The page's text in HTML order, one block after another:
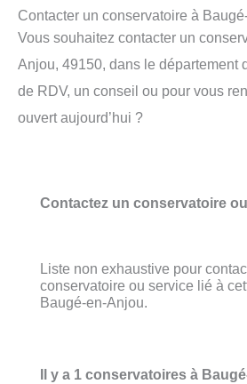
Contacter un conservatoire à
Vous souhaitez contacter un
Anjou, 49150, dans le département
de RDV, un conseil ou pour vous
ouvert aujourd’hui ?
Contactez un conservatoire
Liste non exhaustive pour
conservatoire ou service lié à
Baugé-en-Anjou.
Il y a 1 conservatoires à